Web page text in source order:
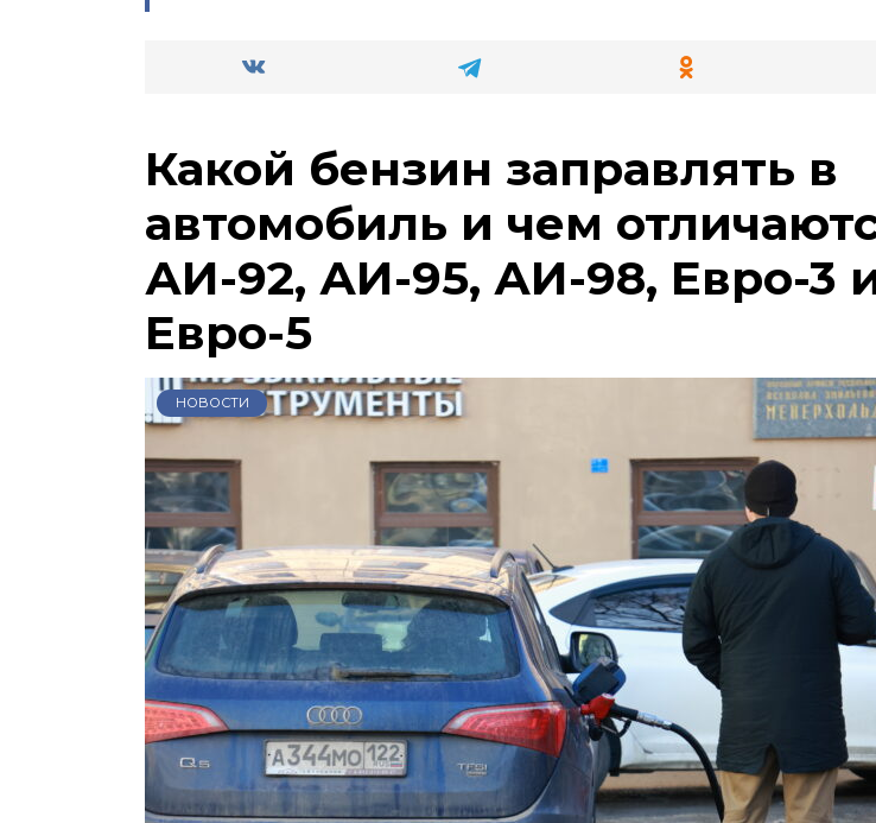
Какой бензин заправлять в
автомобиль и чем
АИ-92, АИ-95, АИ-98, Евро-3
Евро-5
НОВОСТИ